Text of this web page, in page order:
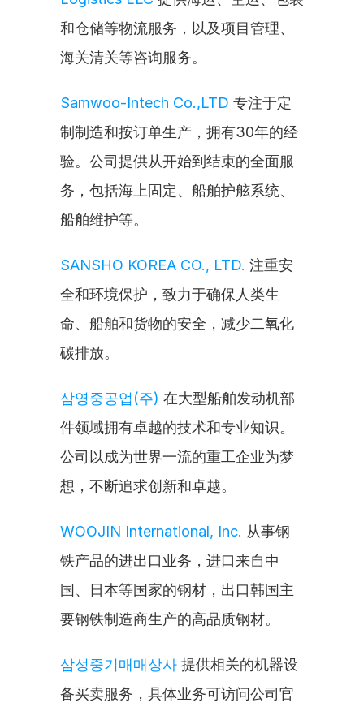
和仓储等物流服务，以及项目管理、
海关清关等咨询服务。
Samwoo-Intech Co.,LTD 专注于定
制制造和按订单生产，拥有30年的经
验。公司提供从开始到结束的全面服
务，包括海上固定、船舶护舷系统、
船舶维护等。
SANSHO KOREA CO., LTD. 注重安
全和环境保护，致力于确保人类生
命、船舶和货物的安全，减少二氧化
碳排放。
삼영중공업(주) 在大型船舶发动机部
件领域拥有卓越的技术和专业知识。
公司以成为世界一流的重工企业为梦
想，不断追求创新和卓越。
WOOJIN International, Inc. 从事钢
铁产品的进出口业务，进口来自中
国、日本等国家的钢材，出口韩国主
要钢铁制造商生产的高品质钢材。
삼성중기매매상사 提供相关的机器设
备买卖服务，具体业务可访问公司官